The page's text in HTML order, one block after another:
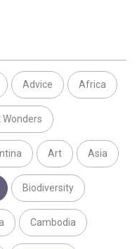
Advice Africa
Art Asia
Biodiversity
Cambodia